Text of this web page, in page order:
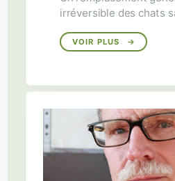
irréversible des chats
est prédit si aucune
VOIR PLUS